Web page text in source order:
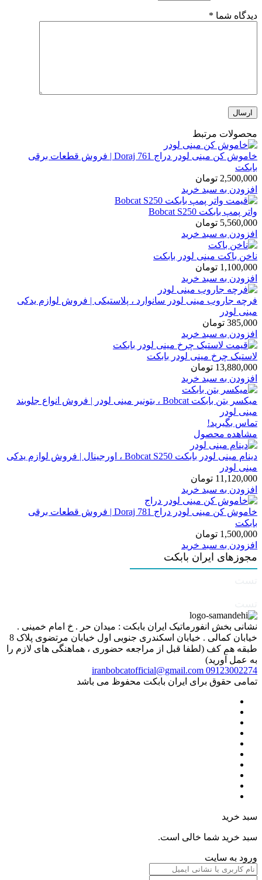
دیدگاه شما *
محصولات مرتبط
خاموش کن مینی لودر دراج Doraj 761 | فروش قطعات برقی
بابکت
2,500,000 تومان
افزودن به سبد خرید
واتر پمپ بابکت Bobcat S250
5,560,000 تومان
افزودن به سبد خرید
ناخن باکت مینی لودر بابکت
1,100,000 تومان
افزودن به سبد خرید
فرچه جاروب مینی لودر سانوارد ، پلاستیکی | فروش لوازم یدکی
مینی لودر
385,000 تومان
افزودن به سبد خرید
لاستیک چرخ مینی لودر بابکت
13,880,000 تومان
افزودن به سبد خرید
میکسر بتن بابکت Bobcat ، بتونیر مینی لودر | فروش انواع جلوبند
مینی لودر
تماس بگیرید!
مشاهده محصول
دینام مینی لودر بابکت Bobcat S250 ، اورجینال | فروش لوازم یدکی
مینی لودر
11,120,000 تومان
افزودن به سبد خرید
خاموش کن مینی لودر دراج Doraj 781 | فروش قطعات برقی
بابکت
1,500,000 تومان
افزودن به سبد خرید
مجوزهای ایران بابکت
نشانی بخش انفورماتیک ایران بابکت : میدان حر . خ امام خمینی .
خیابان کمالی . خیابان اسکندری جنوبی اول خیابان مرتضوی پلاک 8
طبقه هم کف (لطفا قبل از مراجعه حضوری ، هماهنگی های لازم را
به عمل آورید)
09123002274
iranbobcatofficial@gmail.com
تمامی حقوق برای ایران بابکت محفوظ می باشد
سبد خرید
سبد خرید شما خالی است.
ورود به سایت